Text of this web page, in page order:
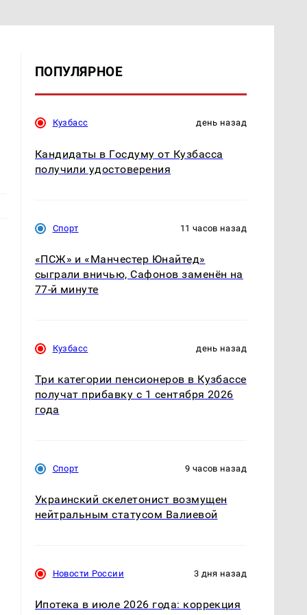
ПОПУЛЯРНОЕ
Кузбасс день назад
Кандидаты в Госдуму от Кузбасса
получили удостоверения
Спорт 11 часов назад
«ПСЖ» и «Манчестер Юнайтед»
сыграли вничью, Сафонов заменён на
77-й минуте
Кузбасс день назад
Три категории пенсионеров в Кузбассе
получат прибавку с 1 сентября 2026
года
Спорт 9 часов назад
Украинский скелетонист возмущен
нейтральным статусом Валиевой
Новости России 3 дня назад
Ипотека в июле 2026 года: коррекция